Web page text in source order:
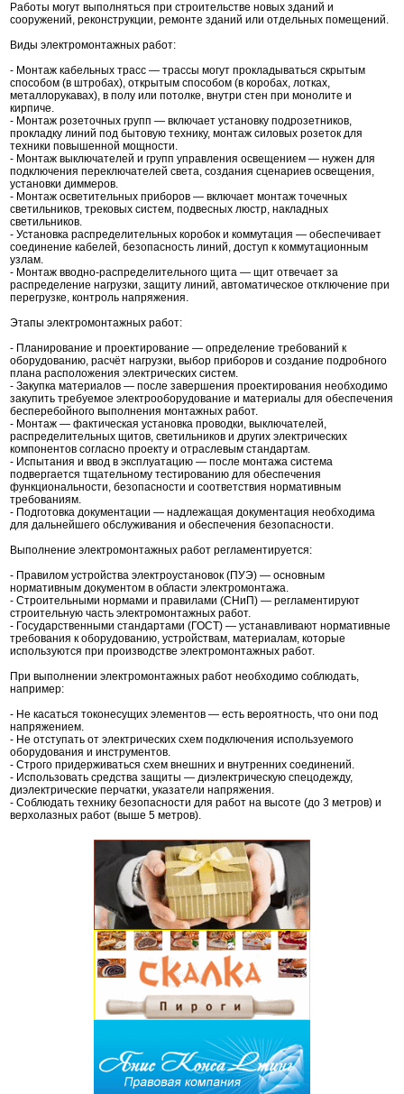
Работы могут выполняться при строительстве новых зданий и
сооружений, реконструкции, ремонте зданий или отдельных помещений.
Виды электромонтажных работ:
- Монтаж кабельных трасс — трассы могут прокладываться скрытым
способом (в штробах), открытым способом (в коробах, лотках,
металлорукавах), в полу или потолке, внутри стен при монолите и
кирпиче.
- Монтаж розеточных групп — включает установку подрозетников,
прокладку линий под бытовую технику, монтаж силовых розеток для
техники повышенной мощности.
- Монтаж выключателей и групп управления освещением — нужен для
подключения переключателей света, создания сценариев освещения,
установки диммеров.
- Монтаж осветительных приборов — включает монтаж точечных
светильников, трековых систем, подвесных люстр, накладных
светильников.
- Установка распределительных коробок и коммутация — обеспечивает
соединение кабелей, безопасность линий, доступ к коммутационным
узлам.
- Монтаж вводно-распределительного щита — щит отвечает за
распределение нагрузки, защиту линий, автоматическое отключение при
перегрузке, контроль напряжения.
Этапы электромонтажных работ:
- Планирование и проектирование — определение требований к
оборудованию, расчёт нагрузки, выбор приборов и создание подробного
плана расположения электрических систем.
- Закупка материалов — после завершения проектирования необходимо
закупить требуемое электрооборудование и материалы для обеспечения
бесперебойного выполнения монтажных работ.
- Монтаж — фактическая установка проводки, выключателей,
распределительных щитов, светильников и других электрических
компонентов согласно проекту и отраслевым стандартам.
- Испытания и ввод в эксплуатацию — после монтажа система
подвергается тщательному тестированию для обеспечения
функциональности, безопасности и соответствия нормативным
требованиям.
- Подготовка документации — надлежащая документация необходима
для дальнейшего обслуживания и обеспечения безопасности.
Выполнение электромонтажных работ регламентируется:
- Правилом устройства электроустановок (ПУЭ) — основным
нормативным документом в области электромонтажа.
- Строительными нормами и правилами (СНиП) — регламентируют
строительную часть электромонтажных работ.
- Государственными стандартами (ГОСТ) — устанавливают нормативные
требования к оборудованию, устройствам, материалам, которые
используются при производстве электромонтажных работ.
При выполнении электромонтажных работ необходимо соблюдать,
например:
- Не касаться токонесущих элементов — есть вероятность, что они под
напряжением.
- Не отступать от электрических схем подключения используемого
оборудования и инструментов.
- Строго придерживаться схем внешних и внутренних соединений.
- Использовать средства защиты — диэлектрическую спецодежду,
диэлектрические перчатки, указатели напряжения.
- Соблюдать технику безопасности для работ на высоте (до 3 метров) и
верхолазных работ (выше 5 метров).